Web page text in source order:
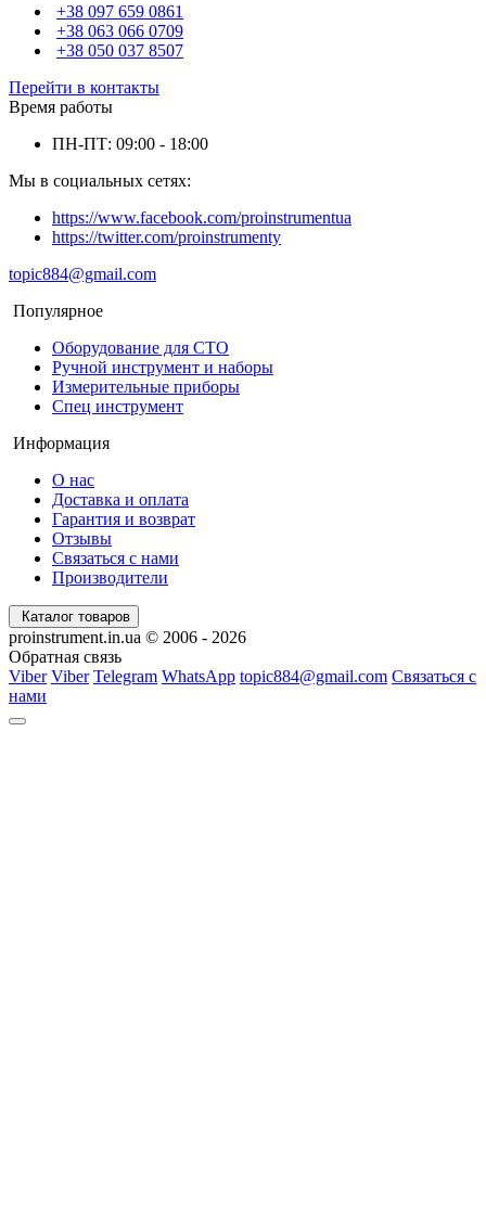
+38 097 659 0861
+38 063 066 0709
+38 050 037 8507
Перейти в контакты
Время работы
ПН-ПТ: 09:00 - 18:00
Мы в социальных сетях:
https://www.facebook.com/proinstrumentua
https://twitter.com/proinstrumenty
topic884@gmail.com
Популярное
Оборудование для СТО
Ручной инструмент и наборы
Измерительные приборы
Спец инструмент
Информация
О нас
Доставка и оплата
Гарантия и возврат
Отзывы
Связаться с нами
Производители
Каталог товаров
proinstrument.in.ua © 2006 - 2026
Обратная связь
Viber Viber Telegram WhatsApp topic884@gmail.com Связаться с
нами